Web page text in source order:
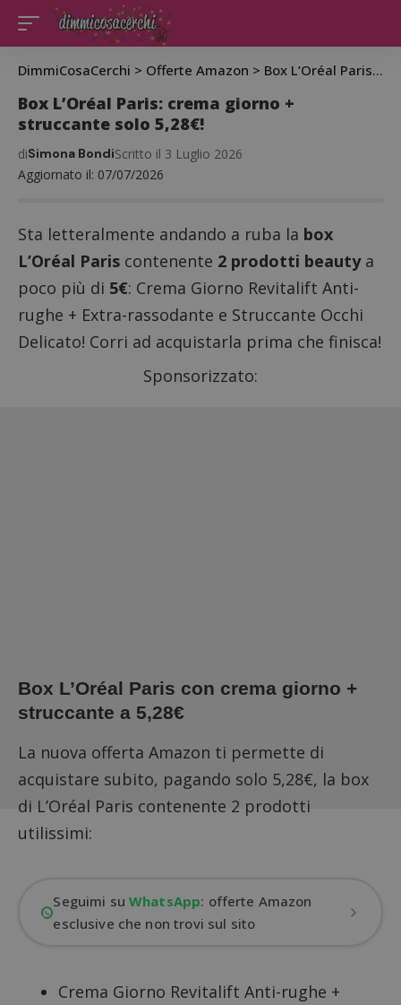
DimmiCosaCerchi > Offerte Amazon > Box L’Oréal Paris: crema giorno + struccante solo 5,28€!
Box L’Oréal Paris: crema giorno +
struccante solo 5,28€!
Aggiornato il: 07/07/2026
diSimona BondiScritto il 3 Luglio 2026
Sta letteralmente andando a ruba la box
L’Oréal Paris contenente 2 prodotti beauty a
poco più di 5€: Crema Giorno Revitalift Anti-
rughe + Extra-rassodante e Struccante Occhi
Delicato! Corri ad acquistarla prima che finisca!
Sponsorizzato:
Box L’Oréal Paris con crema giorno +
struccante a 5,28€
La nuova offerta Amazon ti permette di
acquistare subito, pagando solo 5,28€, la box
di L’Oréal Paris contenente 2 prodotti
utilissimi:
Seguimi suWhatsApp: offerte Amazon
esclusive che non trovi sul sito
Crema Giorno Revitalift Anti-rughe +